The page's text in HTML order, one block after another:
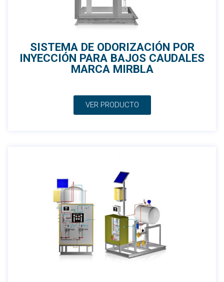
SISTEMA DE ODORIZACIÓN POR
INYECCIÓN PARA BAJOS CAUDALES
MARCA MIRBLA
VER PRODUCTO